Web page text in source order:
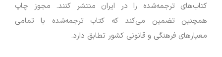
کتاب‌های ترجمه‌شده را در ایران منتشر کنند. مجوز چاپ
همچنین تضمین می‌کند که کتاب ترجمه‌شده با تمامی
معیارهای فرهنگی و قانونی کشور تطابق دارد.